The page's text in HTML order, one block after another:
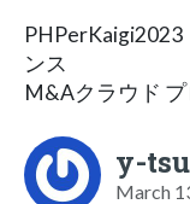
ンス
M&Aクラウド
y-
March